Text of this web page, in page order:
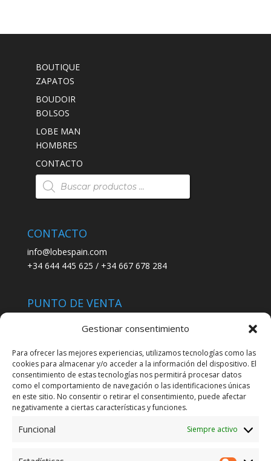
Gestionar consentimiento
Para ofrecer las mejores experiencias, utilizamos tecnologías como las
cookies para almacenar y/o acceder a la información del dispositivo. El
consentimiento de estas tecnologías nos permitirá procesar datos
como el comportamiento de navegación o las identificaciones únicas
en este sitio. No consentir o retirar el consentimiento, puede afectar
negativamente a ciertas características y funciones.
Funcional Siempre activo
BOUTIQUE
ZAPATOS
BOUDOIR
BOLSOS
LOBE MAN
HOMBRES
CONTACTO
Búsqueda
de
productos
CONTACTO
info@lobespain.com
+34 644 445 625 / +34 667 678 284
PUNTO DE VENTA
C/ San José 6, 11004 Cádiz
LEGAL
POLÍTICA DE ENVÍO
TERMINOS Y CONDICIONES